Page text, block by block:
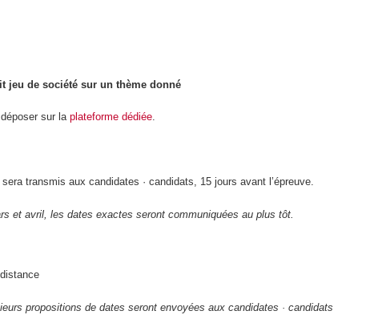
jeu de société sur un thème donné
sur laplateforme dédiée.
transmis aux candidates · candidats, 15 jours avant l’épreuve.
et avril, les dates exactes seront communiquées au plus tôt.
propositions de dates seront envoyées aux candidates · candidats